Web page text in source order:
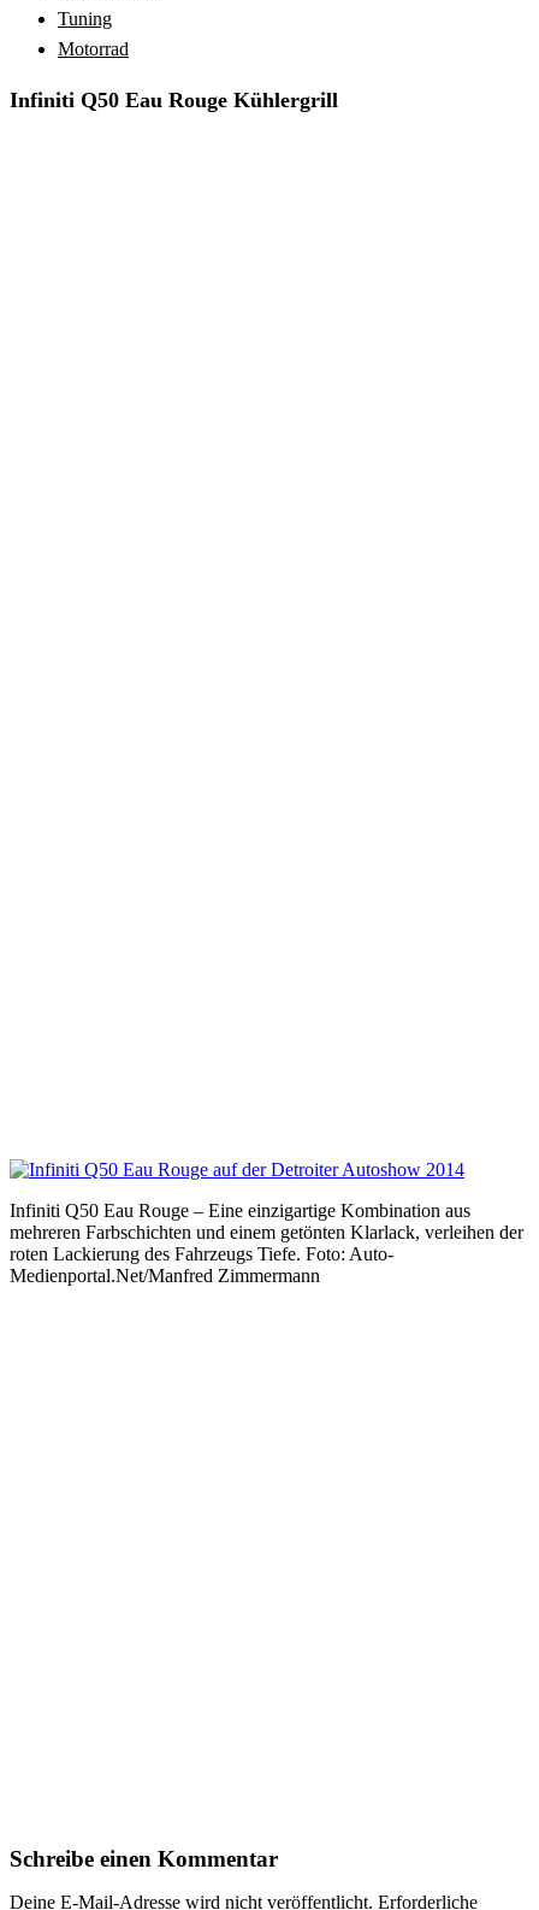
Tuning
Motorrad
Infiniti Q50 Eau Rouge Kühlergrill
Infiniti Q50 Eau Rouge – Eine einzigartige Kombination aus
mehreren Farbschichten und einem getönten Klarlack, verleihen der
roten Lackierung des Fahrzeugs Tiefe. Foto: Auto-
Medienportal.Net/Manfred Zimmermann
Schreibe einen Kommentar
Deine E-Mail-Adresse wird nicht veröffentlicht. Erforderliche